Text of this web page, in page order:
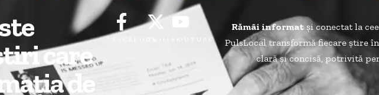
care
de
YOUTUBE
Rămâi informatși conectat la
PulsLocal transformă fiecare știre
clară și concisă, potrivită